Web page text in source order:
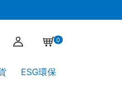
0
ESG環保